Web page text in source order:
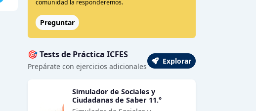
comunidad la responderemos.
Preguntar
🎯 Tests de Práctica ICFES
Prepárate con ejercicios adicionales
Explorar
Simulador de Sociales y
Ciudadanas de Saber 11.°